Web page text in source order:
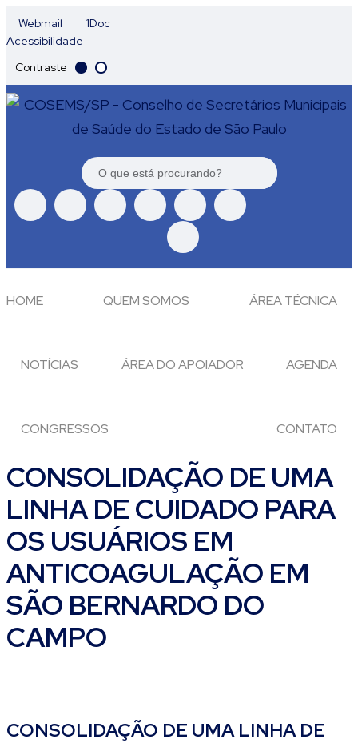
Webmail
1Doc
Acessibilidade
Contraste
HOME QUEM SOMOS ÁREA TÉCNICA
NOTÍCIAS ÁREA DO APOIADOR AGENDA
CONGRESSOS CONTATO
CONSOLIDAÇÃO DE UMA
LINHA DE CUIDADO PARA
OS USUÁRIOS EM
ANTICOAGULAÇÃO EM
SÃO BERNARDO DO
CAMPO
CONSOLIDAÇÃO DE UMA LINHA DE